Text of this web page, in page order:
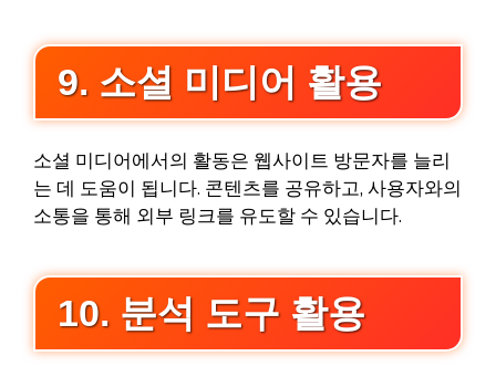
9. 소셜 미디어 활용
소셜 미디어에서의 활동은 웹사이트 방문자를 늘리
는 데 도움이 됩니다. 콘텐츠를 공유하고, 사용자와의
소통을 통해 외부 링크를 유도할 수 있습니다.
10. 분석 도구 활용